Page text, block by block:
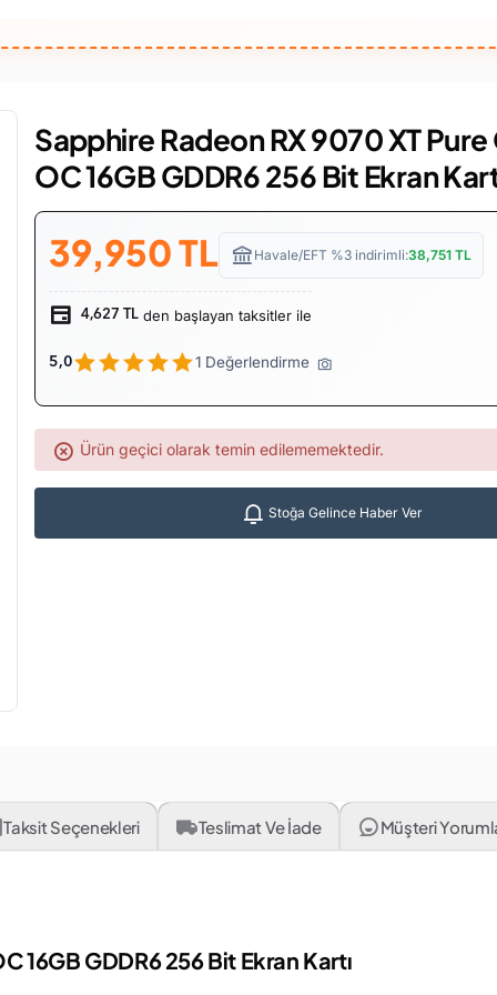
Sapphire Radeon RX 9070 XT
OC 16GB GDDR6 256 Bit Ekran
39,950TL Havale/EFT %3 indirimli:38,751 TL
4,627 TL den başlayan taksitler ile
5,0 1 Değerlendirme
Ürün geçici olarak temin edilememektedir.
Stoğa Gelince Haber Ver
Taksit Seçenekleri Teslimat Ve İade Müşteri
16GB GDDR6 256 Bit Ekran Kartı